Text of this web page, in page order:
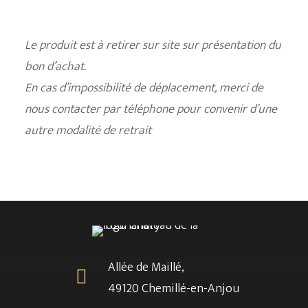
Le produit est à retirer sur site sur présentation du
bon d’achat.
En cas d’impossibilité de déplacement, merci de
nous contacter par téléphone pour convenir d’une
autre modalité de retrait
Allée de Maillé,
49120 Chemillé-en-Anjou